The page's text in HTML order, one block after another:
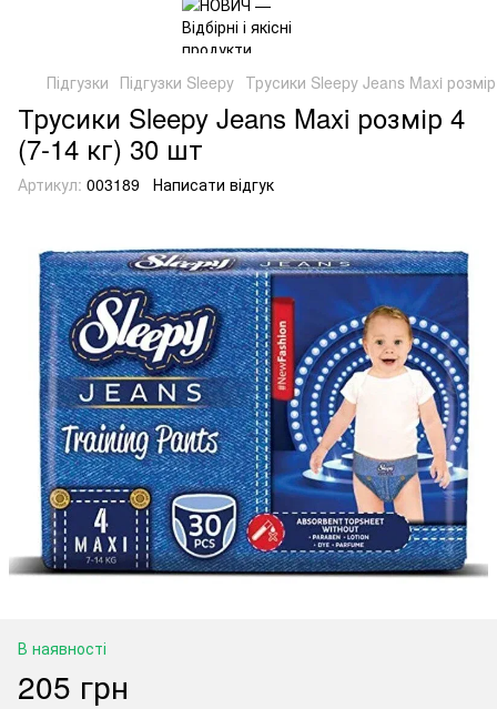
Підгузки Підгузки Sleepy Трусики Sleepy Jeans Maxi
Трусики Sleepy Jeans Maxi розмір 4
(7-14 кг) 30 шт
Артикул: 003189 Написати відгук
В наявності
205 грн